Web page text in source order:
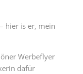
hier is er, mein
Werbeflyer
dafür